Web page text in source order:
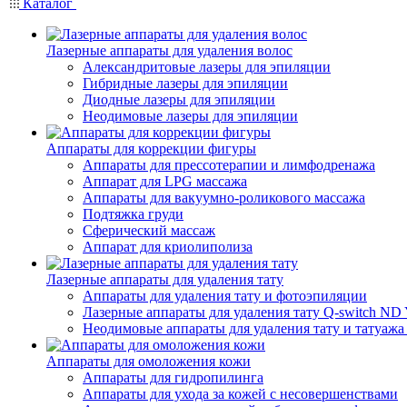
Каталог
Лазерные аппараты для удаления волос
Александритовые лазеры для эпиляции
Гибридные лазеры для эпиляции
Диодные лазеры для эпиляции
Неодимовые лазеры для эпиляции
Аппараты для коррекции фигуры
Аппараты для прессотерапии и лимфодренажа
Аппарат для LPG массажа
Аппараты для вакуумно-роликового массажа
Подтяжка груди
Сферический массаж
Аппарат для криолиполиза
Лазерные аппараты для удаления тату
Аппараты для удаления тату и фотоэпиляции
Лазерные аппараты для удаления тату Q-switch ND
Неодимовые аппараты для удаления тату и
Аппараты для омоложения кожи
Аппараты для гидропилинга
Аппараты для ухода за кожей с несовершенствами